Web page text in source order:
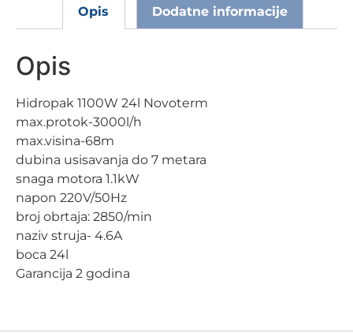
Opis Dodatne informacije
Opis
Hidropak 1100W 24l Novoterm
max.protok-3000l/h
max.visina-68m
dubina usisavanja do 7 metara
snaga motora 1.1kW
napon 220V/50Hz
broj obrtaja: 2850/min
naziv struja- 4.6A
boca 24l
Garancija 2 godina